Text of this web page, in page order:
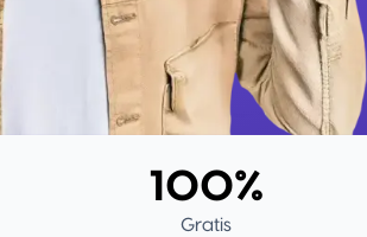
100%
Gratis